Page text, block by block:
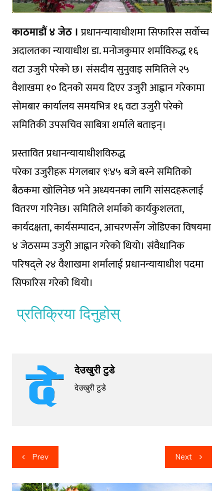
काठमाडौं ४ जेठ ।प्रधानन्यायाधीशमा सिफारिस सर्वाेच्च
अदालतका न्यायाधीश डा. मनोजकुमार शर्माविरुद्ध १६
वटा उजुरी परेको छ। संसदीय सुनुवाइ समितिले २५
वैशाखमा १० दिनको समय दिएर उजुरी आह्वान गरेकामा
सोमबार कार्यालय समयभित्र १६ वटा उजुरी परेको
समितिकी उपसचिव साबित्रा शर्माले बताइन्।
प्रस्तावित प्रधानन्यायाधीशविरुद्ध
परेका उजुरीहरू मंगलबार ९ः४५ बजे बस्ने समितिको
बैठकमा खोलिनेछ भने अध्ययनका लागि सांसदहरूलाई
वितरण गरिनेछ। समितिले शर्माको कार्यकुशलता,
कार्यदक्षता, कार्यसम्पादन, आचरणसँग जोडिएका विषयमा
४ जेठसम्म उजुरी आह्वान गरेको थियो। संवैधानिक
परिषद्ले २४ वैशाखमा शर्मालाई प्रधानन्यायाधीश पदमा
सिफारिस गरेको थियो।
प्रतिक्रिया दिनुहोस्
देउखुरी टुडे
देउखुरी टुडे
Post
navigation
Prev Next